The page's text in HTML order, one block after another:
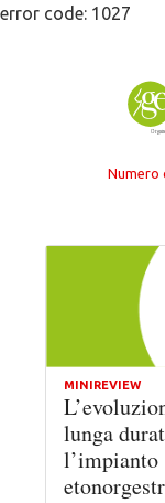
Skip
error code: 1027
Numero
MINIREVIEW
lunga
l’impianto